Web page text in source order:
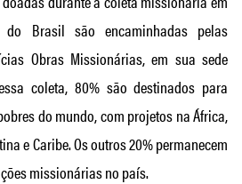
Brasil são encaminhadas pelas
Obras Missionárias, em sua sede
coleta, 80% são destinados para
do mundo, com projetos na África,
e Caribe. Os outros 20% permanecem
missionárias no país.